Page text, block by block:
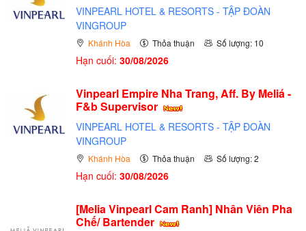
VINPEARL HOTEL & RESORTS - TẬP ĐOÀN
VINGROUP
Khánh Hòa Thỏa thuận Số lượng: 10
Hạn cuối: 30/08/2026
Vinpearl Empire Nha Trang, Aff. By Meliá -
F&b Supervisor
VINPEARL HOTEL & RESORTS - TẬP ĐOÀN
VINGROUP
Khánh Hòa Thỏa thuận Số lượng: 2
Hạn cuối: 30/08/2026
[Melia Vinpearl Cam Ranh] Nhân Viên Pha
Chế/ Bartender